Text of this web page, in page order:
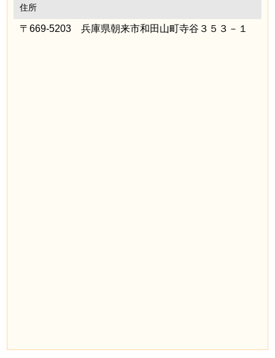
住所
〒669-5203 兵庫県朝来市和田山町寺谷３５３－１